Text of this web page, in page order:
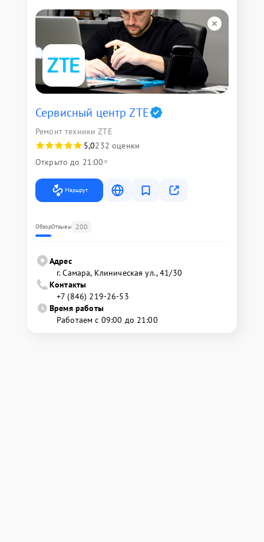
Сервисный центр ZTE
Ремонт техники ZTE
5,0232 оценки
Открыто до 21:00
Маршрут
ОбзорОтзывы 200
Адрес
г. Самара, Клиническая ул., 41/30
Контакты
+7 (846) 219-26-53
Время работы
Работаем с 09:00 до 21:00